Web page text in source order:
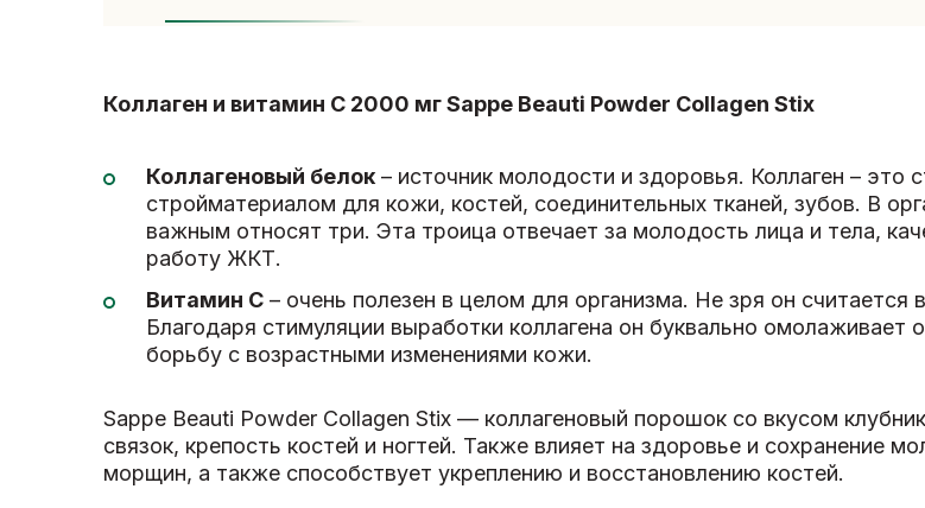
Коллаген и витамин С 2000 мг Sappe Beauti Powder Collagen Stix
Коллагеновый белок – источник молодости и здоровья. Коллаген – это
стройматериалом для кожи, костей, соединительных тканей, зубов. В
важным относят три. Эта троица отвечает за молодость лица и тела,
работу ЖКТ.
Витамин С – очень полезен в целом для организма. Не зря он
Благодаря стимуляции выработки коллагена он буквально
борьбу с возрастными изменениями кожи.
Sappe Beauti Powder Collagen Stix — коллагеновый порошок со вкусом
связок, крепость костей и ногтей. Также влияет на здоровье и сохранение
морщин, а также способствует укреплению и восстановлению костей.